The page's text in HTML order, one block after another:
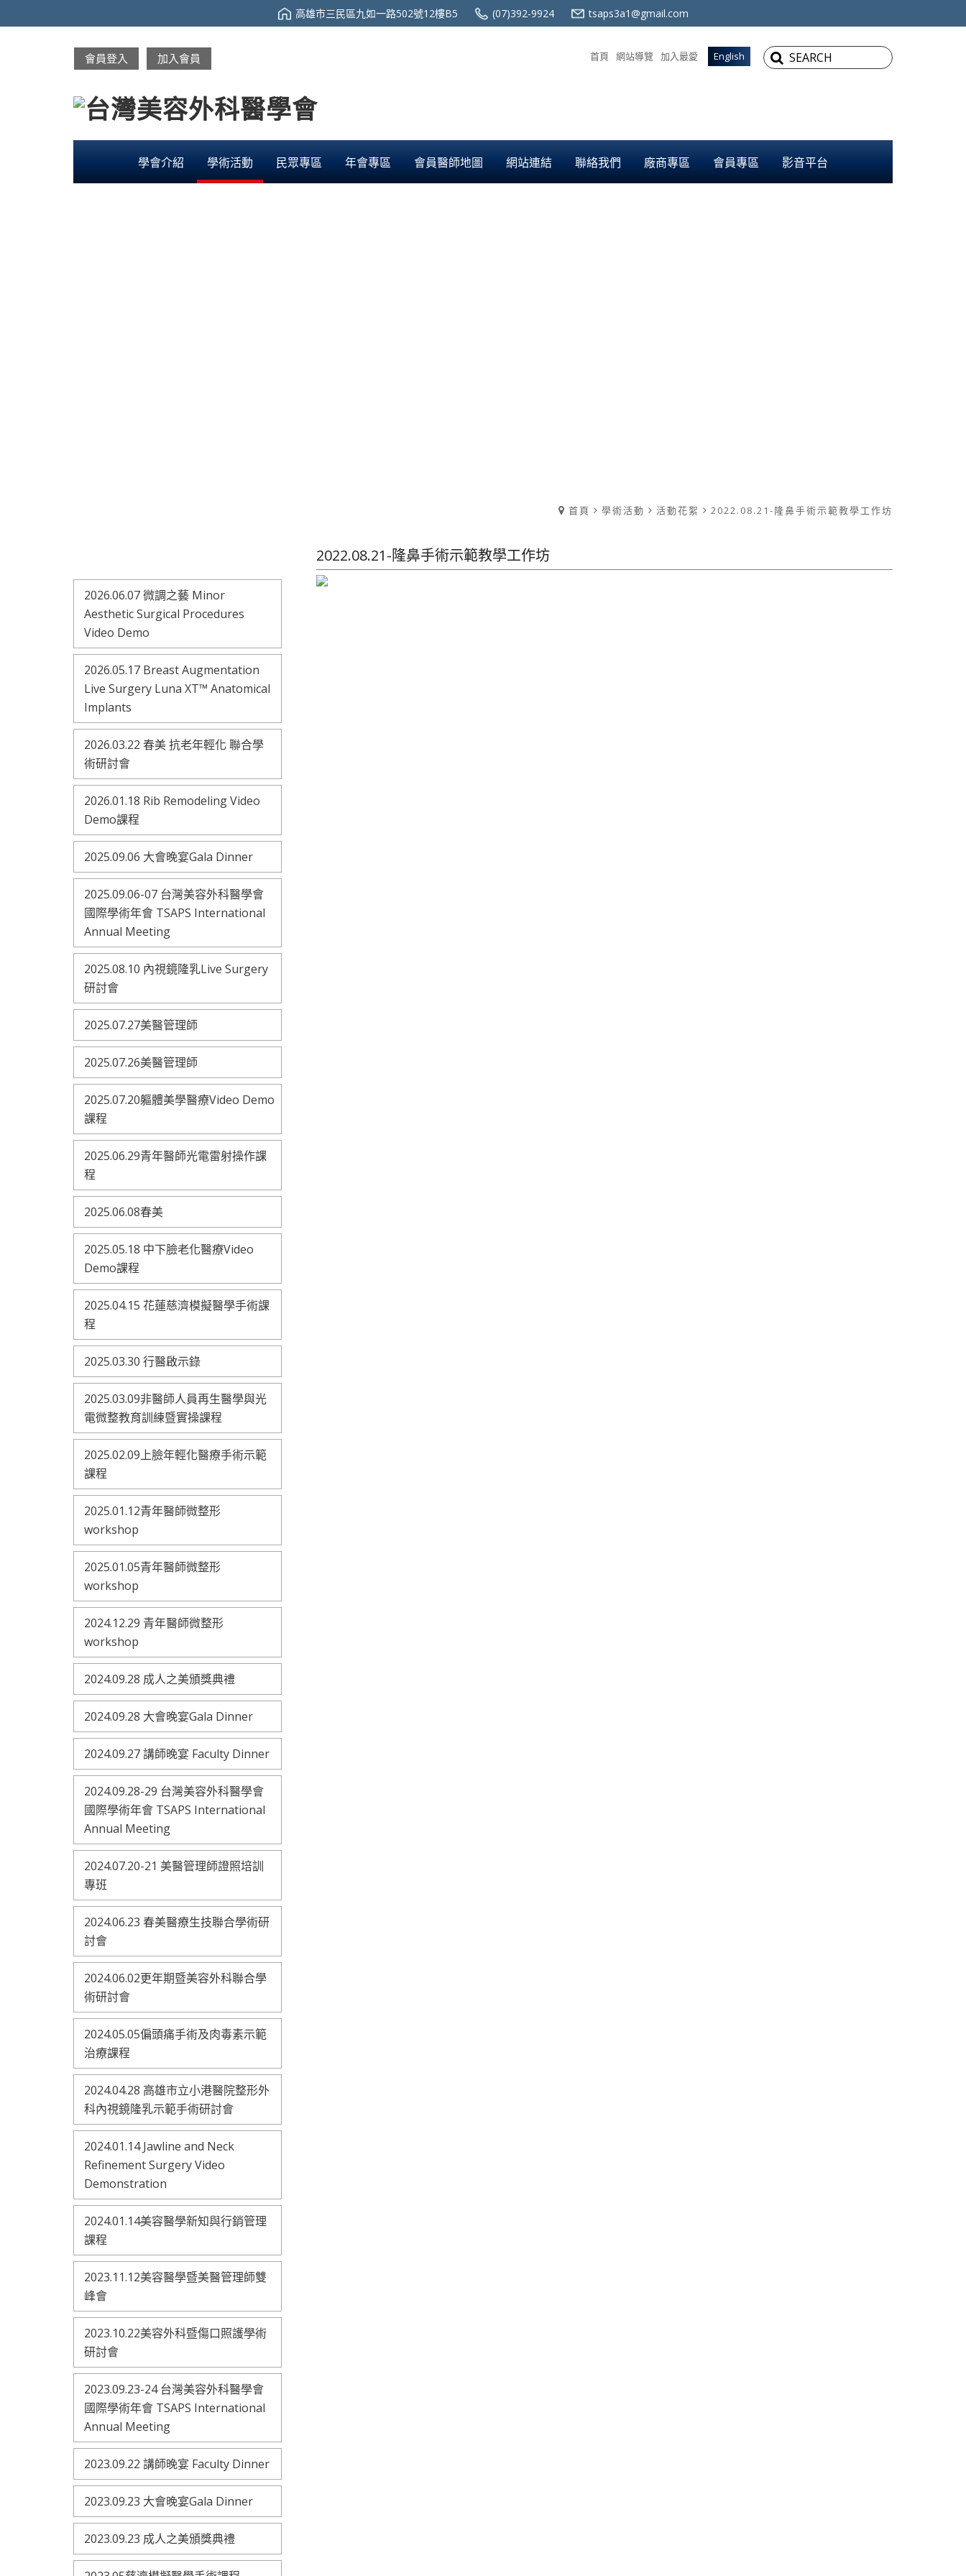
高雄市三民區九如一路502號12樓B5 (07)392-9924 tsaps3a1@gmail.com
首頁 網站導覽 加入最愛 English
會員登入 加入會員
學會介紹 學術活動 民眾專區 年會專區 會員醫師地圖 網站連結 聯絡我們 廠商專區 會員專區 影音平台
首頁 學術活動 活動花絮 2022.08.21-隆鼻手術示範教學工作坊
2026.06.07 微調之藝 Minor
Aesthetic Surgical Procedures
Video Demo
2026.05.17 Breast Augmentation
Live Surgery Luna XT™ Anatomical
Implants
2026.03.22 春美 抗老年輕化 聯合學
術研討會
2026.01.18 Rib Remodeling Video
Demo課程
2025.09.06 大會晚宴Gala Dinner
2025.09.06-07 台灣美容外科醫學會
國際學術年會 TSAPS International
Annual Meeting
2025.08.10 內視鏡隆乳Live Surgery
研討會
2025.07.27美醫管理師
2025.07.26美醫管理師
2025.07.20軀體美學醫療Video Demo
課程
2025.06.29青年醫師光電雷射操作課
程
2025.06.08春美
2025.05.18 中下臉老化醫療Video
Demo課程
2025.04.15 花蓮慈濟模擬醫學手術課
程
2025.03.30 行醫啟示錄
2025.03.09非醫師人員再生醫學與光
電微整教育訓練暨實操課程
2025.02.09上臉年輕化醫療手術示範
課程
2025.01.12青年醫師微整形
workshop
2025.01.05青年醫師微整形
workshop
2024.12.29 青年醫師微整形
workshop
2024.09.28 成人之美頒獎典禮
2024.09.28 大會晚宴Gala Dinner
2024.09.27 講師晚宴 Faculty Dinner
2024.09.28-29 台灣美容外科醫學會
國際學術年會 TSAPS International
Annual Meeting
2024.07.20-21 美醫管理師證照培訓
專班
2024.06.23 春美醫療生技聯合學術研
討會
2024.06.02更年期暨美容外科聯合學
術研討會
2024.05.05偏頭痛手術及肉毒素示範
治療課程
2024.04.28 高雄市立小港醫院整形外
科內視鏡隆乳示範手術研討會
2024.01.14 Jawline and Neck
Refinement Surgery Video
Demonstration
2024.01.14美容醫學新知與行銷管理
課程
2023.11.12美容醫學暨美醫管理師雙
峰會
2023.10.22美容外科暨傷口照護學術
研討會
2023.09.23-24 台灣美容外科醫學會
國際學術年會 TSAPS International
Annual Meeting
2023.09.22 講師晚宴 Faculty Dinner
2023.09.23 大會晚宴Gala Dinner
2023.09.23 成人之美頒獎典禮
2022.08.21-隆鼻手術示範教學工作坊